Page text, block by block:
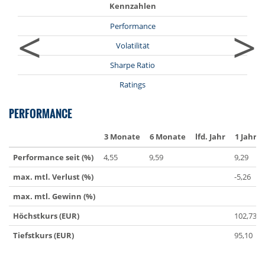
<
Kennzahlen
Performance
Volatilität
Sharpe Ratio
Ratings
>
PERFORMANCE
3 Monate 6 Monate lfd. Jahr
1 Jahr
Performance seit (%)
4,55 9,59
9,29
max. mtl. Verlust (%)
-5,26
max. mtl. Gewinn (%)
Höchstkurs (EUR)
102,73
Tiefstkurs (EUR)
95,10